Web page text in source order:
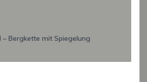
– Bergkette mit Spiegelung